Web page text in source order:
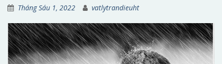
Tháng Sáu 1, 2022 vatlytrandieuht